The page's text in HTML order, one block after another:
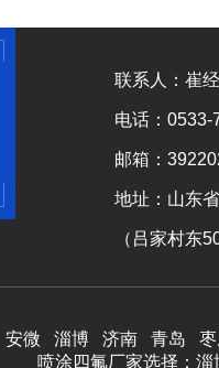
联系人：崔
电话：
邮箱：
地址：山东
（吕家村东
安微 淄博 济南 青岛
喷涂四氟厂家选择： 淄